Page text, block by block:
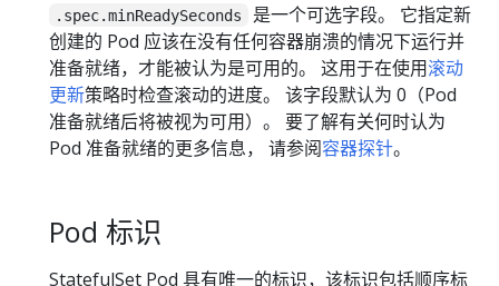
.spec.minReadySeconds
是一个可选字段。 它指定新
创建的 Pod 应该在没有任何容器崩溃的情况下运行并
准备就绪，才能被认为是可用的。 这用于在使用滚动
更新策略时检查滚动的进度。 该字段默认为 0（Pod
准备就绪后将被视为可用）。 要了解有关何时认为
Pod 准备就绪的更多信息， 请参阅容器探针。
Pod 标识
StatefulSet Pod 具有唯一的标识，该标识包括顺序标